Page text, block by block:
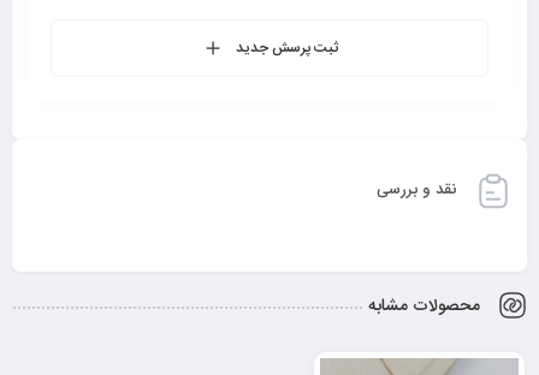
ثبت پرسش جدید
نقد و بررسی
محصولات مشابه